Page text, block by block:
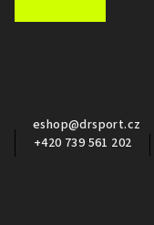
eshop@drsport.cz
+420 739 561 202